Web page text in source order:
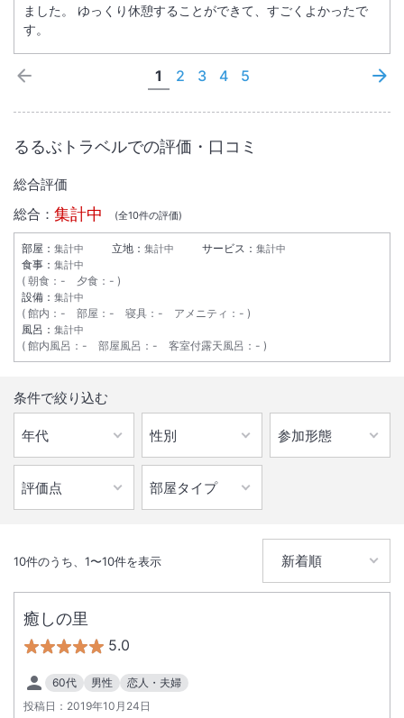
ました。 ゆっくり休憩することができて、すごくよかったで
す。
1 2 3 4 5
るるぶトラベルでの評価・口コミ
総合評価
総合： 集計中 (全10件の評価)
部屋： 集計中 立地： 集計中 サービス： 集計中
食事： 集計中
朝食 ： - 夕食 ： -
設備： 集計中
館内 ： - 部屋 ： - 寝具 ： - アメニティ ： -
風呂： 集計中
館内風呂 ： - 部屋風呂 ： - 客室付露天風呂 ： -
条件で絞り込む
10件のうち、 1〜10件を表示
癒しの里
5.0
60代 男性
恋人・夫婦
投稿日： 2019年10月24日